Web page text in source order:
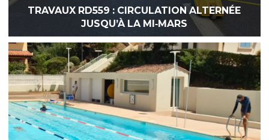
TRAVAUX RD559 : CIRCULATION ALTERNÉE
JUSQU’À LA MI‑MARS